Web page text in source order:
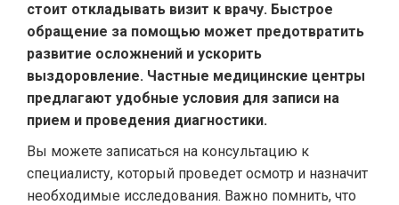
стоит откладывать визит к врачу. Быстрое
обращение за помощью может предотвратить
развитие осложнений и ускорить
выздоровление. Частные медицинские центры
предлагают удобные условия для записи на
прием и проведения диагностики.
Вы можете записаться на консультацию к
специалисту, который проведет осмотр и назначит
необходимые исследования. Важно помнить, что